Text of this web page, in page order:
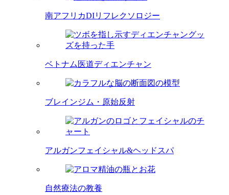
南アフリカDIリフレクソロジー
ベトナム医道ディエンチャン
ブレインジム・原始反射
アルガンフェイシャル&ヘッドスパ
自然療法の教養